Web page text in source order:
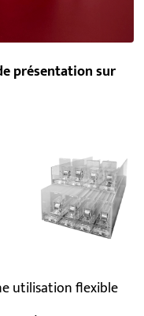
présentation sur
utilisation flexible